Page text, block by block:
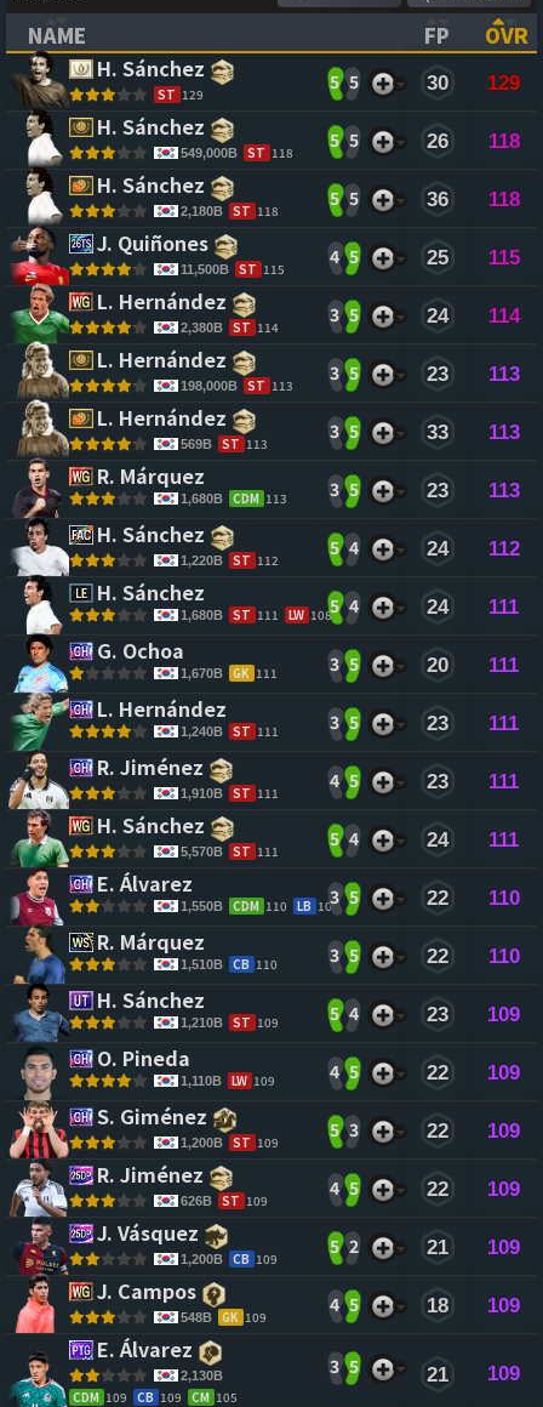
NAME
(CLICK TO CLEAR SORTING)
FP
OVR
H. Sánchez
ST 129
5 5 30 129
H. Sánchez
549,000B ST 118
5 5 26 118
H. Sánchez
2,180B ST 118
5 5 36 118
J. Quiñones
11,500B ST 115
4 5 25 115
L. Hernández
2,380B ST 114
3 5 24 114
L. Hernández
198,000B ST 113
3 5 23 113
L. Hernández
569B ST 113
3 5 33 113
R. Márquez
1,680B CDM 113 3 5 23 113
H. Sánchez
1,220B ST 112
5 4 24 112
H. Sánchez
1,680B ST 111 LW 1085 4 24 111
G. Ochoa
1,670B GK 111 3 5 20 111
L. Hernández
1,240B ST 111 3 5 23 111
R. Jiménez
1,910B ST 111
4 5 23 111
H. Sánchez
5,570B ST 111
5 4 24 111
E. Álvarez
1,550B CDM 110 LB 108
3 5 22 110
R. Márquez
1,510B CB 110 3 5 22 110
H. Sánchez
1,210B ST 109 5 4 23 109
O. Pineda
1,110B LW 109 4 5 22 109
S. Giménez
1,200B ST 109
5 3 22 109
R. Jiménez
626B ST 109
4 5 22 109
J. Vásquez
1,200B CB 109
5 2 21 109
J. Campos
548B GK 109
4 5 18 109
E. Álvarez
2,130B
CDM 109 CB 109 CM 105
3 5 21 109